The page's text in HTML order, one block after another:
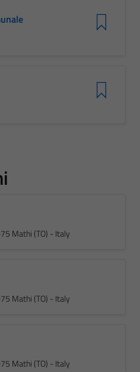
Mathi (TO) - Italy
Mathi (TO) - Italy
Mathi (TO) - Italy